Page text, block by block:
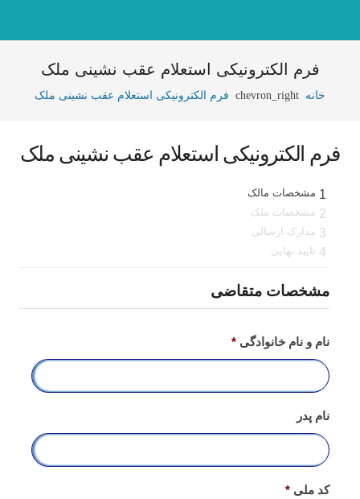
فرم الکترونیکی استعلام عقب نشینی ملک
خانه chevron_right فرم الکترونیکی استعلام عقب نشینی ملک
فرم الکترونیکی استعلام عقب نشینی ملک
1 مشخصات مالک
2 مشخصات ملک
3 مدارک ارسالی
4 تایید نهایی
مشخصات متقاضی
نام و نام خانوادگی *
نام پدر
کد ملی *